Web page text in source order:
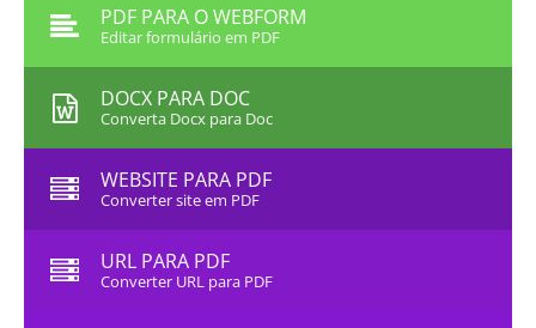
PDF PARA O WEBFORM
Editar formulário em PDF
DOCX PARA DOC
Converta Docx para Doc
WEBSITE PARA PDF
Converter site em PDF
URL PARA PDF
Converter URL para PDF